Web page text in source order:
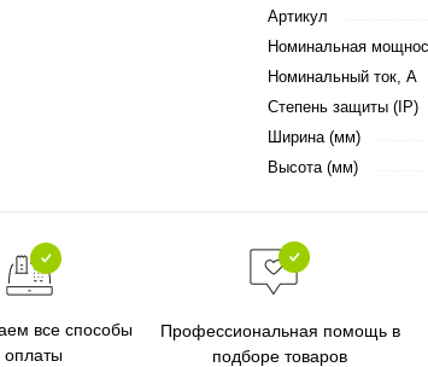
Артикул
Номинальная
Номинальный ток, А
Степень защиты (IP)
Ширина (мм)
Высота (мм)
все способы
оплаты
Профессиональная помощь в
подборе товаров